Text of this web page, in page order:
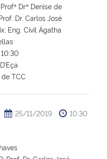
Drª Denise de
Dr. Carlos José
Eng. Civil Ágatha
TCC
25/11/2019 10:30